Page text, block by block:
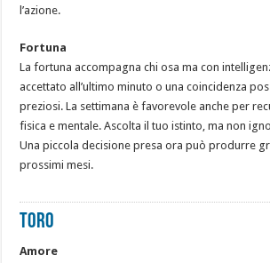
l’azione.
Fortuna
La fortuna accompagna chi osa ma con
accettato all’ultimo minuto o una coincidenza
preziosi. La settimana è favorevole anche per
fisica e mentale. Ascolta il tuo istinto, ma non
Una piccola decisione presa ora può produrre
prossimi mesi.
TORO
Amore